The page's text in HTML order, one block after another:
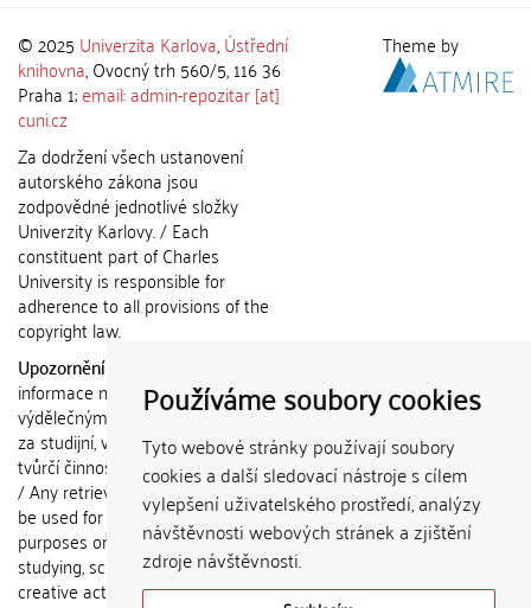
Používáme soubory cookies
Tyto webové stránky používají soubory
cookies a další sledovací nástroje s cílem
vylepšení uživatelského prostředí, analýzy
návštěvnosti webových stránek a zjištění
zdroje návštěvnosti.
© 2025 Univerzita Karlova,Ústřední
knihovna, Ovocný trh 560/5, 116 36
Praha 1;email: admin-repozitar [at]
cuni.cz
Za dodržení všech ustanovení
autorského zákona jsou
zodpovědné jednotlivé složky
Univerzity Karlovy. / Each
constituent part of Charles
University is responsible for
adherence to all provisions of the
copyright law.
Upozornění / Notice:
informace nemohou být použity k
výdělečným účelům nebo vydávány
za studijní, vědeckou nebo jinou
tvůrčí činnost jiné osoby než autora.
/ Any retrieved information shall not
be used for any commercial
purposes or claimed as results of
studying, scientific or any other
creative activities of any person
Theme by